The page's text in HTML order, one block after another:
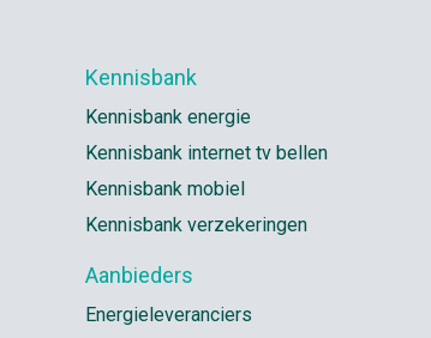
Kennisbank
Kennisbank energie
Kennisbank internet tv bellen
Kennisbank mobiel
Kennisbank verzekeringen
Aanbieders
Energieleveranciers